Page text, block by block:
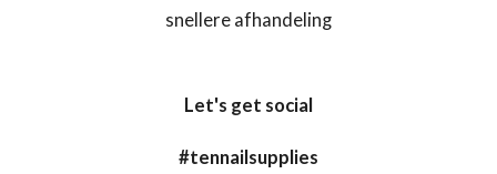
snellere afhandeling
Let's get social
#tennailsupplies